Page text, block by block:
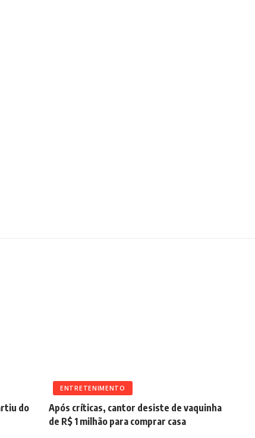
do
ENTRETENIMENTO
Após críticas, cantor desiste de vaquinha
de R$ 1 milhão para comprar casa